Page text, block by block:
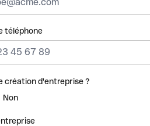
téléphone
création d'entreprise ?
Non